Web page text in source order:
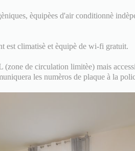
èquipèes d'air conditionnè
est climatisè et èquipè de wi-fi gratuit.
de circulation limitèe) mais
les numèros de plaque à la